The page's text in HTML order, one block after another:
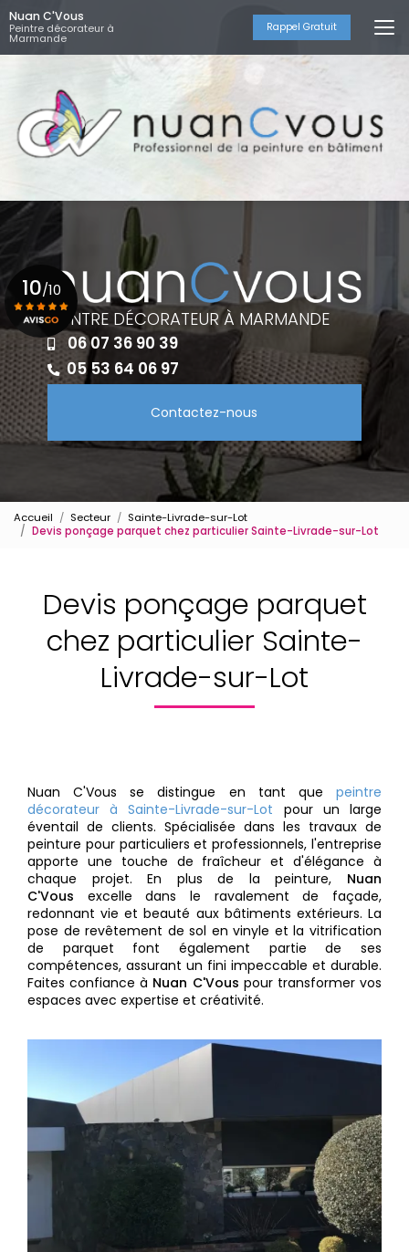
Aller
au
contenu
principal
Nuan C'Vous
Peintre décorateur à
Marmande
Rappel Gratuit
PEINTRE DÉCORATEUR À MARMANDE
06 07 36 90 39
05 53 64 06 97
Contactez-nous
10/10
Voir le certificat
Accueil Secteur
Sainte-Livrade-sur-Lot
Devis ponçage parquet chez particulier Sainte-Livrade-sur-Lot
Devis ponçage parquet
chez particulier Sainte-
Livrade-sur-Lot
Nuan C'Vous se distingue en tant que peintre
décorateur à Sainte-Livrade-sur-Lot pour un large
éventail de clients. Spécialisée dans les travaux de
peinture pour particuliers et professionnels, l'entreprise
apporte une touche de fraîcheur et d'élégance à
chaque projet. En plus de la peinture, Nuan
C'Vous excelle dans le ravalement de façade,
redonnant vie et beauté aux bâtiments extérieurs. La
pose de revêtement de sol en vinyle et la vitrification
de parquet font également partie de ses
compétences, assurant un fini impeccable et durable.
Faites confiance à Nuan C'Vous pour transformer vos
espaces avec expertise et créativité.